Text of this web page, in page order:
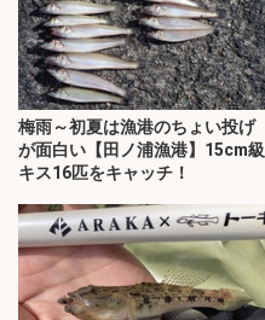
梅雨～初夏は漁港のちょい投げ
が面白い【田ノ浦漁港】15cm級
キス16匹をキャッチ！